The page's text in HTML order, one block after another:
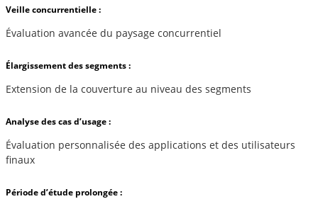
Veille concurrentielle :
Évaluation avancée du paysage concurrentiel
Élargissement des segments :
Extension de la couverture au niveau des segments
Analyse des cas d’usage :
Évaluation personnalisée des applications et des utilisateurs
finaux
Période d’étude prolongée :